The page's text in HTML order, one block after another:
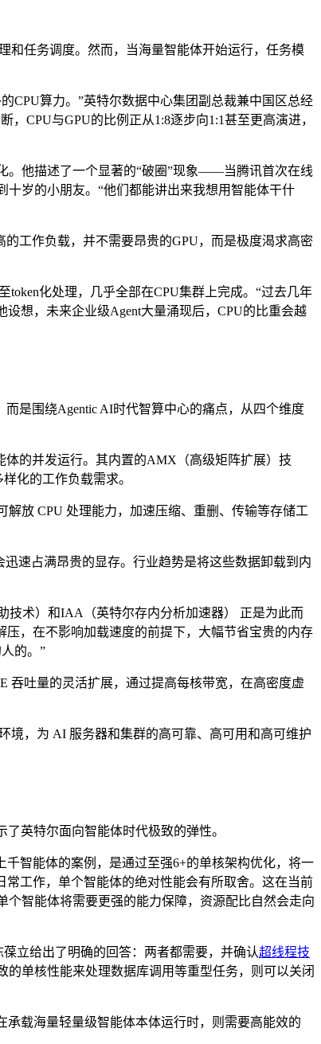
和任务调度。然而，当海量智能体开始运行，任务模
CPU算力。”英特尔数据中心集团副总裁兼中国区总经
CPU与GPU的比例正从1:8逐步向1:1甚至更高演进，
。他描述了一个显著的“破圈”现象——当腾讯首次在线
岁的小朋友。“他们都能讲出来我想用智能体干什
工作负载，并不需要昂贵的GPU，而是极度渴求高密
化处理，几乎全部在CPU集群上完成。“过去几年
想，未来企业级Agent大量涌现后，CPU的比重会越
是围绕Agentic AI时代智算中心的痛点，从四个维度
体的并发运行。其内置的AMX（高级矩阵扩展）技
化的工作负载需求。
解放 CPU 处理能力，加速压缩、重删、传输等存储工
速占满昂贵的显存。行业趋势是将这些数据卸载到内
技术）和IAA（英特尔存内分析加速器） 正是为此而
，在不影响加载速度的前提下，大幅节省宝贵的内存
的。”
吞吐量的灵活扩展，通过提高每核带宽，在高密度虚
境，为 AI 服务器和集群的高可靠、高可用和高可维护
英特尔面向智能体时代极致的弹性。
智能体的案例，是通过至强6+的单核架构优化，将一
工作，单个智能体的绝对性能会有所取舍。这在当前
智能体将需要更强的能力保障，资源配比自然会走向
立给出了明确的回答：两者都需要，并确认超线程技
单核性能来处理数据库调用等重型任务，则可以关闭
载海量轻量级智能体本体运行时，则需要高能效的